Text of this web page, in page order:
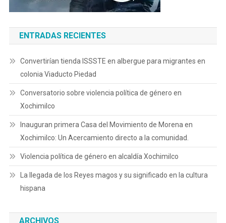
ENTRADAS RECIENTES
Convertirían tienda ISSSTE en albergue para migrantes en
colonia Viaducto Piedad
Conversatorio sobre violencia política de género en
Xochimilco
Inauguran primera Casa del Movimiento de Morena en
Xochimilco: Un Acercamiento directo a la comunidad.
Violencia política de género en alcaldía Xochimilco
La llegada de los Reyes magos y su significado en la cultura
hispana
ARCHIVOS